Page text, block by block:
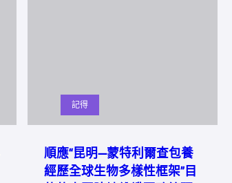
記得
順應“昆明—蒙特利爾查包養
經歷全球生物多樣性框架”目